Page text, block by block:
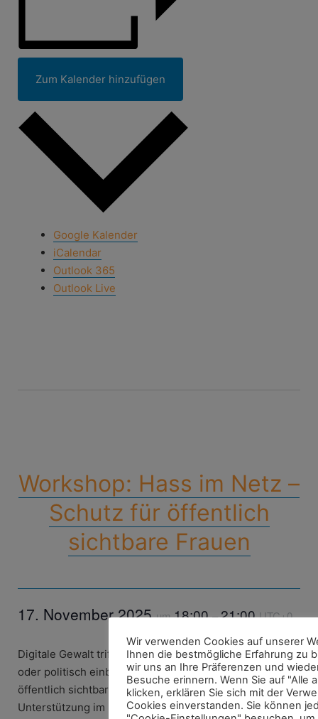
Zum Kalender hinzufügen
Google Kalender
iCalendar
Outlook 365
Outlook Live
Workshop: Hass im Netz –
Schutz für öffentlich
sichtbare Frauen
17. November 2025um18:00–21:00UTC+0
Digitale Gewalt trifft oft Frauen, die sich gesellschaftlich
oder politisch einbringen. In diesem Workshop erhalten
öffentlich sichtbare Frauen Wissen, Strategien und
Unterstützung im Umgang mit Anfeindungen –
Wir verwenden Cookies auf unserer
Ihnen die bestmögliche Erfahrung zu
wir uns an Ihre Präferenzen und
Besuche erinnern. Wenn Sie auf "Alle
klicken, erklären Sie sich mit der
Cookies einverstanden. Sie können